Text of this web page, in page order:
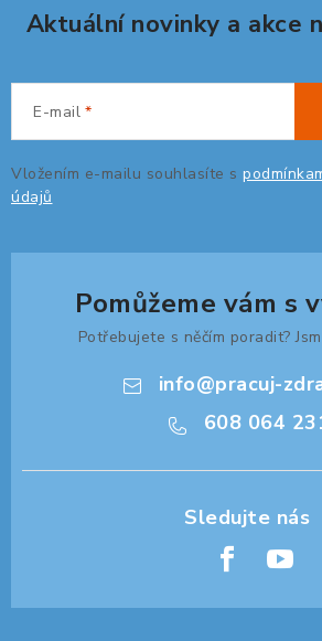
Aktuální novinky a akce
E-mail
Vložením e-mailu souhlasíte s
údajů
Pomůžeme vám s
Potřebujete s něčím poradit?
info@pracuj-
608 064